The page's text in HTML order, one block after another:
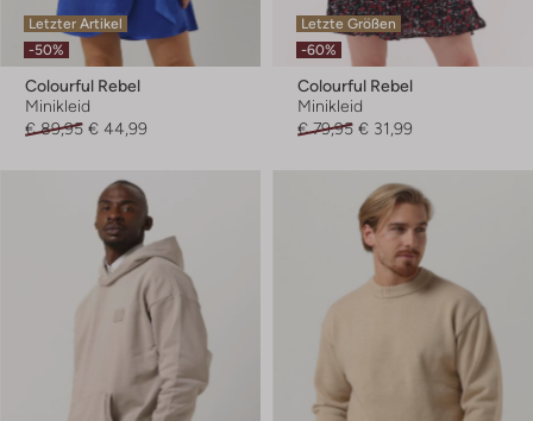
Letzter Artikel
-50%
Colourful Rebel
Minikleid
€ 89,95 € 44,99
Letzte Größen
-60%
Colourful Rebel
Minikleid
€ 79,95 € 31,99